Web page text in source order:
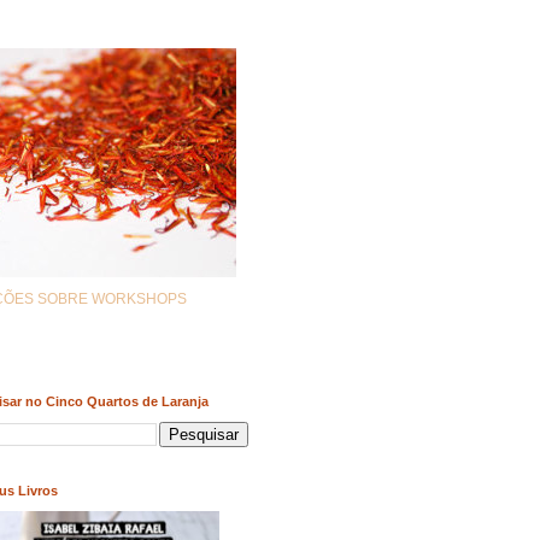
SOBRE WORKSHOPS
no Cinco Quartos de Laranja
Livros